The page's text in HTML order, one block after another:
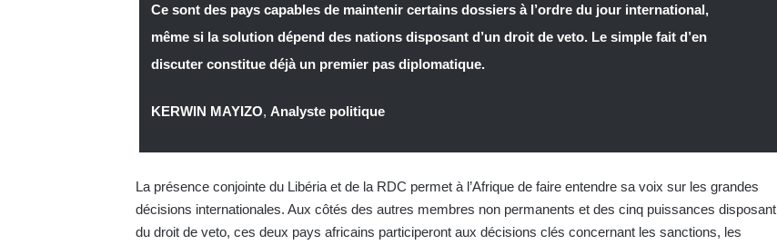
Ce sont des pays capables de maintenir certains dossiers à l’ordre du jour international,
même si la solution dépend des nations disposant d’un droit de veto. Le simple fait d’en
discuter constitue déjà un premier pas diplomatique.
KERWIN MAYIZO,Analyste politique
La présence conjointe du Libéria et de la RDC permet à l’Afrique de faire entendre sa voix sur les grandes
décisions internationales. Aux côtés des autres membres non permanents et des cinq puissances disposant
du droit de veto, ces deux pays africains participeront aux décisions clés concernant les sanctions, les